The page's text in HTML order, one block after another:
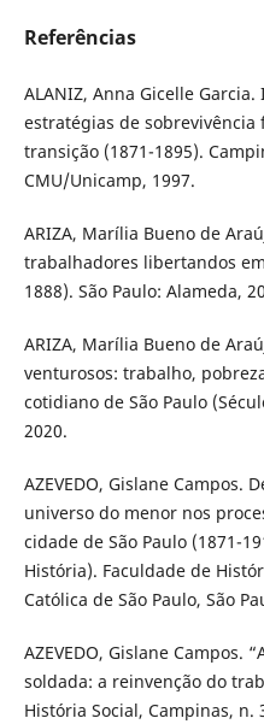
Referências
ALANIZ, Anna Gicelle
estratégias de sobrevivência
transição (1871-1895).
CMU/Unicamp, 1997.
ARIZA, Marília Bueno de
trabalhadores libertandos
1888). São Paulo: Alameda,
ARIZA, Marília Bueno de
venturosos: trabalho,
cotidiano de São Paulo
2020.
AZEVEDO, Gislane Campos.
universo do menor nos
cidade de São Paulo (1871-
História). Faculdade de
Católica de São Paulo, São
AZEVEDO, Gislane Campos.
soldada: a reinvenção do
História Social, Campinas, n.